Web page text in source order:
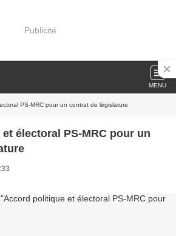
Publicité
MENU
PS-MRC pour un contrat de législature
électoral PS-MRC pour un